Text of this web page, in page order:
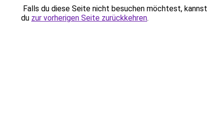
Falls du diese Seite nicht besuchen möchtest, kannst
du zur vorherigen Seite zurückkehren.